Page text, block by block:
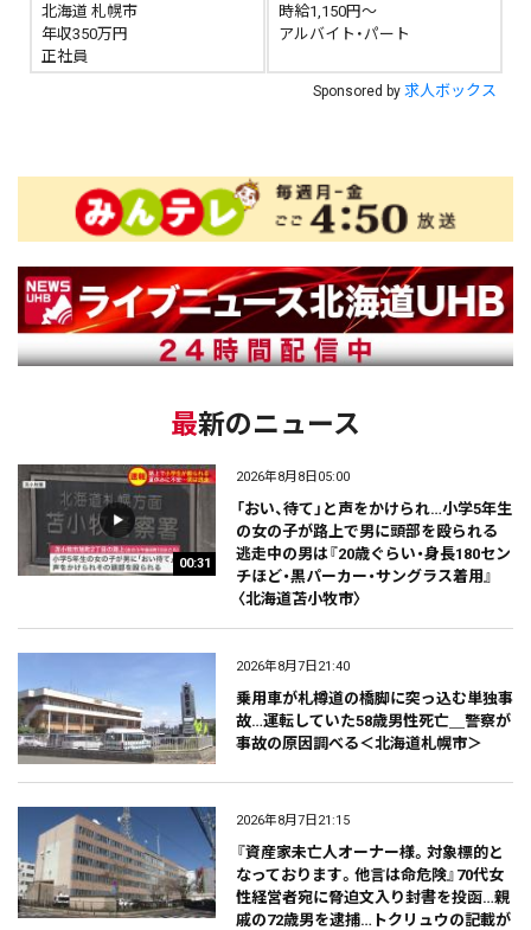
北海道 札幌市
年収350万円
正社員
時給1,150円～
アルバイト・パート
Sponsored by 求人ボックス
最新のニュース
00:31
2026年8月8日05:00
「おい、待て」と声をかけられ…小学5年生
の女の子が路上で男に頭部を殴られる
逃走中の男は『20歳ぐらい・身長180セン
チほど・黒パーカー・サングラス着用』
〈北海道苫小牧市〉
2026年8月7日21:40
乗用車が札樽道の橋脚に突っ込む単独事
故…運転していた58歳男性死亡＿警察が
事故の原因調べる＜北海道札幌市＞
2026年8月7日21:15
『資産家未亡人オーナー様。対象標的と
なっております。他言は命危険』70代女
性経営者宛に脅迫文入り封書を投函…親
戚の72歳男を逮捕…トクリュウの記載が